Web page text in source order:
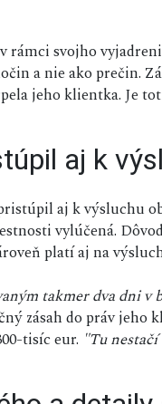
v rámci svojho
a nie ako prečin.
jeho klientka. Je
aj k
aj k výsluchu
vylúčená.
platí aj na
takmer dva dni v
zásah do práv
tisíc eur. "Tu